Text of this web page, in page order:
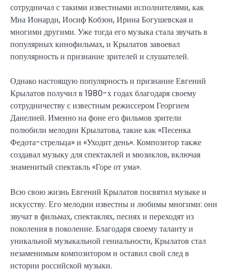
сотрудничал с такими известными исполнителями, как
Миа Ионарди, Иосиф Кобзон, Ирина Богушевская и
многими другими. Уже тогда его музыка стала звучать в
популярных кинофильмах, и Крылатов завоевал
популярность и признание зрителей и слушателей.
Однако настоящую популярность и признание Евгений
Крылатов получил в 1980-х годах благодаря своему
сотрудничеству с известным режиссером Георгием
Данелией. Именно на фоне его фильмов зрители
полюбили мелодии Крылатова, такие как «Песенка
Федота-стрельца» и «Уходит день». Композитор также
создавал музыку для спектаклей и мюзиклов, включая
знаменитый спектакль «Горе от ума».
Всю свою жизнь Евгений Крылатов посвятил музыке и
искусству. Его мелодии известны и любимы многими: они
звучат в фильмах, спектаклях, песнях и переходят из
поколения в поколение. Благодаря своему таланту и
уникальной музыкальной гениальности, Крылатов стал
незаменимым композитором и оставил свой след в
истории российской музыки.